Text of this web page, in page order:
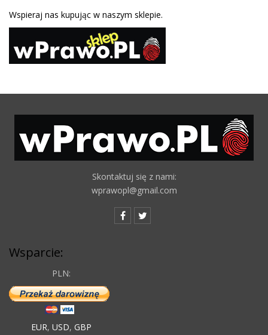
Wspieraj nas kupując w naszym sklepie.
Skontaktuj się z nami:
wprawopl@gmail.com
Wsparcie:
PLN:
EUR, USD, GBP